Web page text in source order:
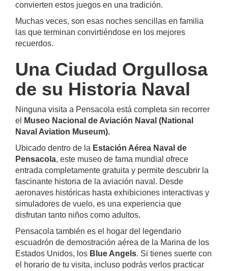
convierten estos juegos en una tradición.
Muchas veces, son esas noches sencillas en familia
las que terminan convirtiéndose en los mejores
recuerdos.
Una Ciudad Orgullosa
de su Historia Naval
Ninguna visita a Pensacola está completa sin recorrer
el
Museo Nacional de Aviación Naval (National
Naval Aviation Museum).
Ubicado dentro de la Estación Aérea Naval de
Pensacola, este museo de fama mundial ofrece
entrada completamente gratuita y permite descubrir la
fascinante historia de la aviación naval. Desde
aeronaves históricas hasta exhibiciones interactivas y
simuladores de vuelo, es una experiencia que
disfrutan tanto niños como adultos.
Pensacola también es el hogar del legendario
escuadrón de demostración aérea de la Marina de los
Estados Unidos, los Blue Angels. Si tienes suerte con
el horario de tu visita, incluso podrás verlos practicar